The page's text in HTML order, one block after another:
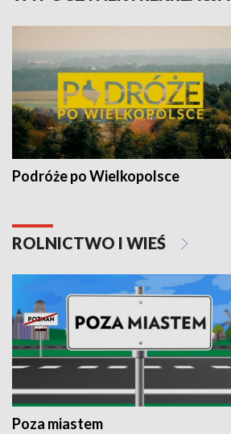
Podróże po Wielkopolsce
ROLNICTWO I WIEŚ
Poza miastem